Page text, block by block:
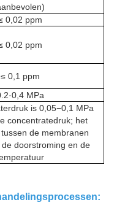
0,02 ppm
0,02 ppm
≤ 0,1 ppm
MPa
is 0,05−0,1 MPa
concentratedruk; het
de membranen
doorstroming en de